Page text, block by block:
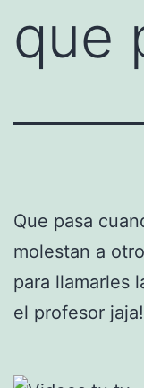
que
Que pasa
molestan a
para llamarles
el profesor jaja!